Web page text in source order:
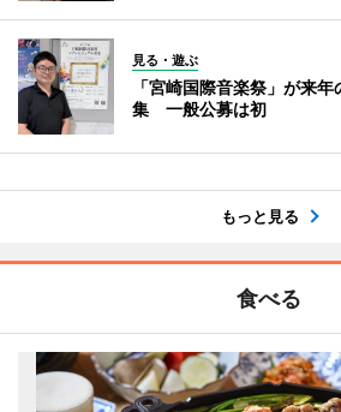
見る・遊ぶ
「宮崎国際音楽祭」が来
集 一般公募は初
もっと見る
食べる